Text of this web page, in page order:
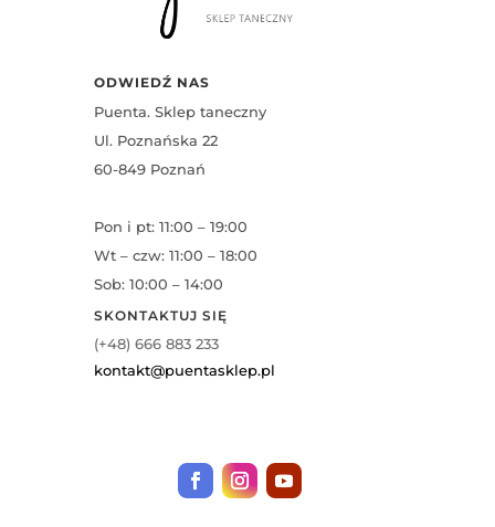
ODWIEDŹ NAS
Puenta. Sklep taneczny
Ul. Poznańska 22
60-849 Poznań
Pon i pt: 11:00 – 19:00
Wt – czw: 11:00 – 18:00
Sob: 10:00 – 14:00
SKONTAKTUJ SIĘ
(+48) 666 883 233
kontakt@puentasklep.pl